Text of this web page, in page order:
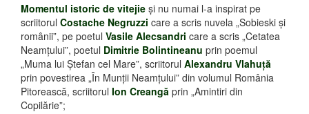
Momentul istoric de vitejie şi nu numai l-a inspirat pe
scriitorul Costache Negruzzi care a scris nuvela „Sobieski şi
românii”, pe poetul Vasile Alecsandri care a scris „Cetatea
Neamţului”, poetul Dimitrie Bolintineanu prin poemul
„Muma lui Ştefan cel Mare”, scriitorul Alexandru Vlahuţă
prin povestirea „În Munţii Neamţului” din volumul România
Pitorească, scriitorul Ion Creangă prin „Amintiri din
Copilărie”;